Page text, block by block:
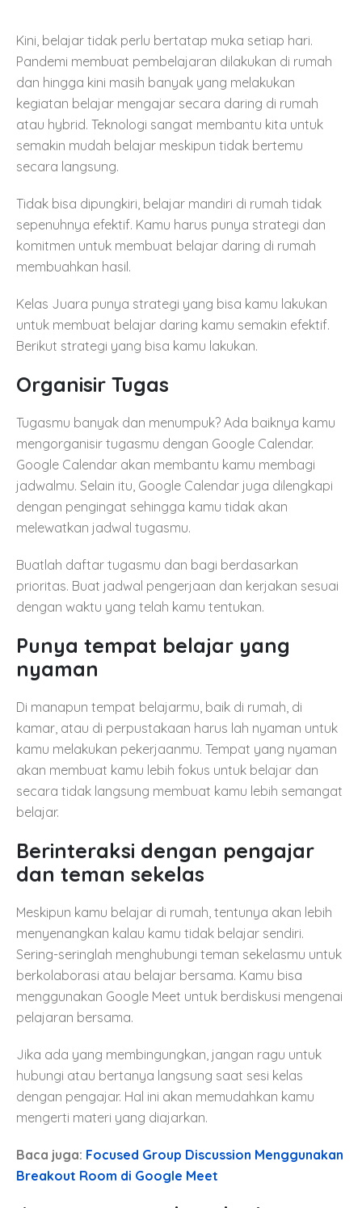
Kini, belajar tidak perlu bertatap muka setiap hari.
Pandemi membuat pembelajaran dilakukan di rumah
dan hingga kini masih banyak yang melakukan
kegiatan belajar mengajar secara daring di rumah
atau hybrid. Teknologi sangat membantu kita untuk
semakin mudah belajar meskipun tidak bertemu
secara langsung.
Tidak bisa dipungkiri, belajar mandiri di rumah tidak
sepenuhnya efektif. Kamu harus punya strategi dan
komitmen untuk membuat belajar daring di rumah
membuahkan hasil.
Kelas Juara punya strategi yang bisa kamu lakukan
untuk membuat belajar daring kamu semakin efektif.
Berikut strategi yang bisa kamu lakukan.
Organisir Tugas
Tugasmu banyak dan menumpuk? Ada baiknya kamu
mengorganisir tugasmu dengan Google Calendar.
Google Calendar akan membantu kamu membagi
jadwalmu. Selain itu, Google Calendar juga dilengkapi
dengan pengingat sehingga kamu tidak akan
melewatkan jadwal tugasmu.
Buatlah daftar tugasmu dan bagi berdasarkan
prioritas. Buat jadwal pengerjaan dan kerjakan sesuai
dengan waktu yang telah kamu tentukan.
Punya tempat belajar yang
nyaman
Di manapun tempat belajarmu, baik di rumah, di
kamar, atau di perpustakaan harus lah nyaman untuk
kamu melakukan pekerjaanmu. Tempat yang nyaman
akan membuat kamu lebih fokus untuk belajar dan
secara tidak langsung membuat kamu lebih semangat
belajar.
Berinteraksi dengan pengajar
dan teman sekelas
Meskipun kamu belajar di rumah, tentunya akan lebih
menyenangkan kalau kamu tidak belajar sendiri.
Sering-seringlah menghubungi teman sekelasmu untuk
berkolaborasi atau belajar bersama. Kamu bisa
menggunakan Google Meet untuk berdiskusi mengenai
pelajaran bersama.
Jika ada yang membingungkan, jangan ragu untuk
hubungi atau bertanya langsung saat sesi kelas
dengan pengajar. Hal ini akan memudahkan kamu
mengerti materi yang diajarkan.
Baca juga: Focused Group Discussion Menggunakan
Breakout Room di Google Meet